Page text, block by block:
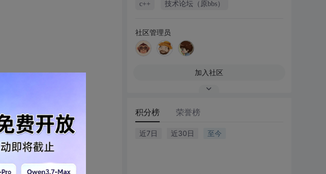
c++ 技术论坛（原bbs）
社区管理员
加入社区
积分榜 荣誉榜
近7日 近30日 至今